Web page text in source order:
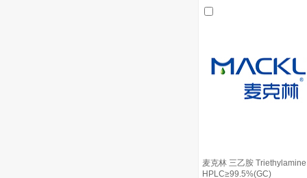
麦克林 三乙胺
HPLC≥99.5%(GC)